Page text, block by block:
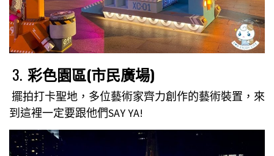
3. 彩色園區(市民廣場)
擺拍打卡聖地，多位藝術家齊力創作的藝術裝置，來
到這裡一定要跟他們SAY YA!